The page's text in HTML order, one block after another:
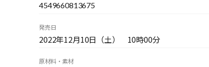
4549660813675
発売日
2022年12月10日（土） 10時00分
原材料・素材